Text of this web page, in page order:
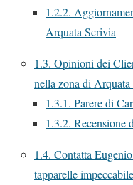
1.2.2.
Arquata Scrivia
1.3. Opinioni dei
nella zona di
1.3.1. Parere di
1.3.2. Recensione
1.4. Contatta
tapparelle impeccabile